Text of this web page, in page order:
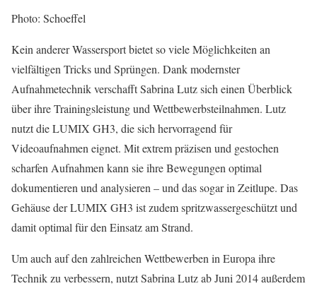
Photo: Schoeffel
Kein anderer Wassersport bietet so viele Möglichkeiten an
vielfältigen Tricks und Sprüngen. Dank modernster
Aufnahmetechnik verschafft Sabrina Lutz sich einen Überblick
über ihre Trainingsleistung und Wettbewerbsteilnahmen. Lutz
nutzt die LUMIX GH3, die sich hervorragend für
Videoaufnahmen eignet. Mit extrem präzisen und gestochen
scharfen Aufnahmen kann sie ihre Bewegungen optimal
dokumentieren und analysieren – und das sogar in Zeitlupe. Das
Gehäuse der LUMIX GH3 ist zudem spritzwassergeschützt und
damit optimal für den Einsatz am Strand.
Um auch auf den zahlreichen Wettbewerben in Europa ihre
Technik zu verbessern, nutzt Sabrina Lutz ab Juni 2014 außerdem